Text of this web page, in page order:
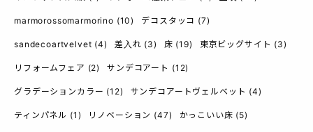
marmorossomarmorino (10) デコスタッコ (7)
sandecoartvelvet (4) 差入れ (3) 床 (19) 東京ビッグサイト (3)
リフォームフェア (2) サンデコアート (12)
グラデーションカラー (12) サンデコアートヴェルベット (4)
ティンパネル (1) リノベーション (47) かっこいい床 (5)